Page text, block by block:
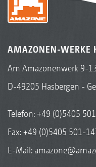
AMAZONEN-WERKE
Am Amazonenwerk 9-
D-49205 Hasbergen -
Telefon:+49 (0)5405
Fax: +49 (0)5405 501-
E-Mail: